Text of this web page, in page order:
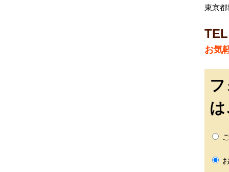
東京都
お気